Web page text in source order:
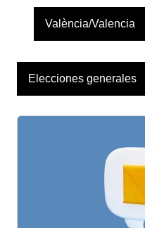
València/Valencia
Elecciones generales